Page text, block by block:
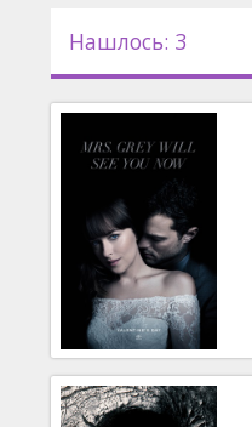
Новости
Подарки
Кинозакуски
B2B
Клуб
Нашлось: 3